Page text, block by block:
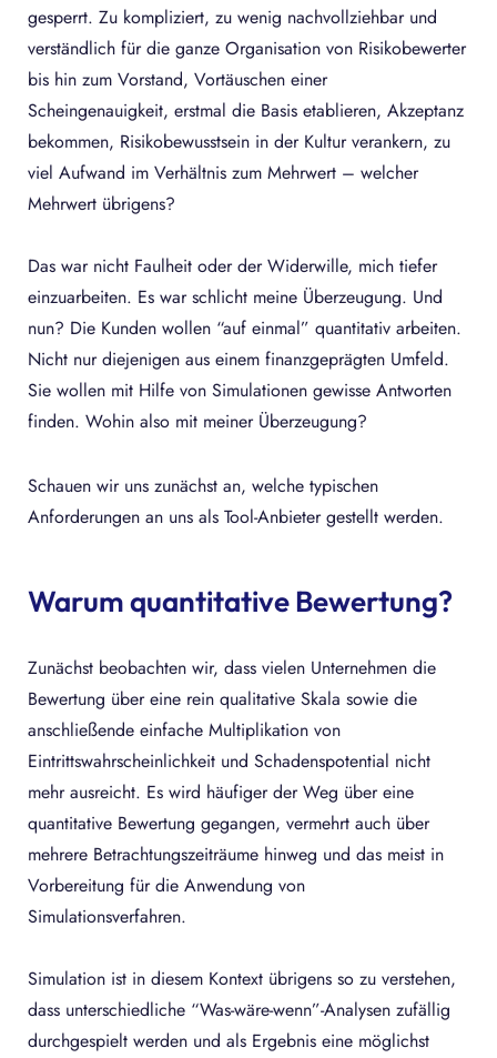
gesperrt. Zu kompliziert, zu wenig nachvollziehbar und
verständlich für die ganze Organisation von Risikobewerter
bis hin zum Vorstand, Vortäuschen einer
Scheingenauigkeit, erstmal die Basis etablieren, Akzeptanz
bekommen, Risikobewusstsein in der Kultur verankern, zu
viel Aufwand im Verhältnis zum Mehrwert – welcher
Mehrwert übrigens?
Das war nicht Faulheit oder der Widerwille, mich tiefer
einzuarbeiten. Es war schlicht meine Überzeugung. Und
nun? Die Kunden wollen “auf einmal” quantitativ arbeiten.
Nicht nur diejenigen aus einem finanzgeprägten Umfeld.
Sie wollen mit Hilfe von Simulationen gewisse Antworten
finden. Wohin also mit meiner Überzeugung?
Schauen wir uns zunächst an, welche typischen
Anforderungen an uns als Tool-Anbieter gestellt werden.
Warum quantitative Bewertung?
Zunächst beobachten wir, dass vielen Unternehmen die
Bewertung über eine rein qualitative Skala sowie die
anschließende einfache Multiplikation von
Eintrittswahrscheinlichkeit und Schadenspotential nicht
mehr ausreicht. Es wird häufiger der Weg über eine
quantitative Bewertung gegangen, vermehrt auch über
mehrere Betrachtungszeiträume hinweg und das meist in
Vorbereitung für die Anwendung von
Simulationsverfahren.
Simulation ist in diesem Kontext übrigens so zu verstehen,
dass unterschiedliche “Was-wäre-wenn”-Analysen zufällig
durchgespielt werden und als Ergebnis eine möglichst